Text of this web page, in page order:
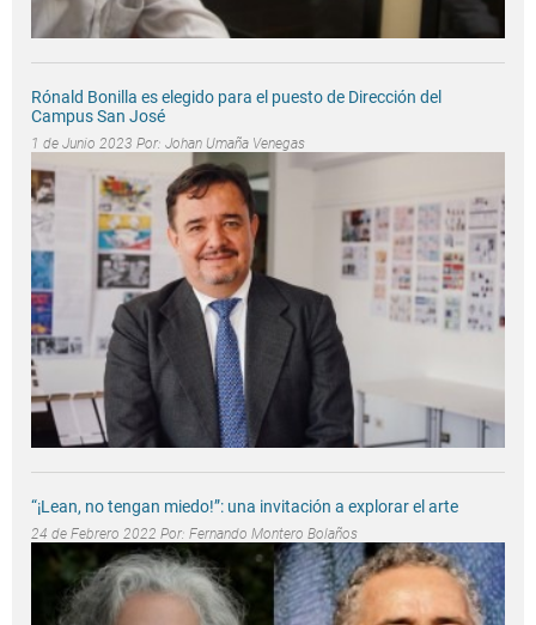
Rónald Bonilla es elegido para el puesto de Dirección del
Campus San José
1 de Junio 2023 Por: Johan Umaña Venegas
“¡Lean, no tengan miedo!”: una invitación a explorar el arte
24 de Febrero 2022 Por: Fernando Montero Bolaños